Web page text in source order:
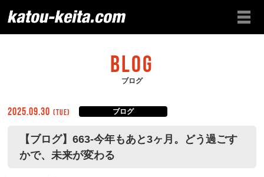
BLOG
ブログ
2025.09.30 (Tue) ブログ
【ブログ】663-今年もあと3ヶ月。どう過ごす
かで、未来が変わる